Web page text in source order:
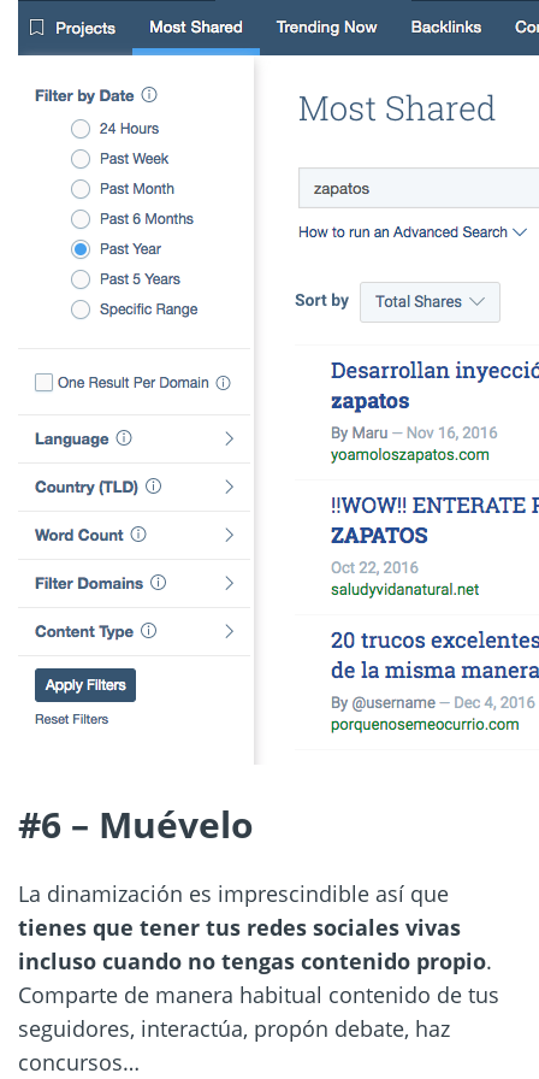
#6 – Muévelo
La dinamización es imprescindible así que
tienes que tener tus redes sociales vivas
incluso cuando no tengas contenido propio.
Comparte de manera habitual contenido de tus
seguidores, interactúa, propón debate, haz
concursos…